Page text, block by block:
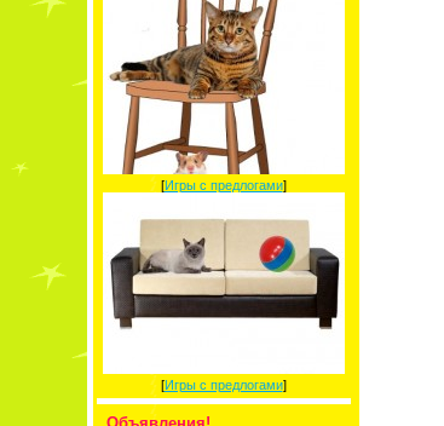
[Игры с предлогами]
[Игры с предлогами]